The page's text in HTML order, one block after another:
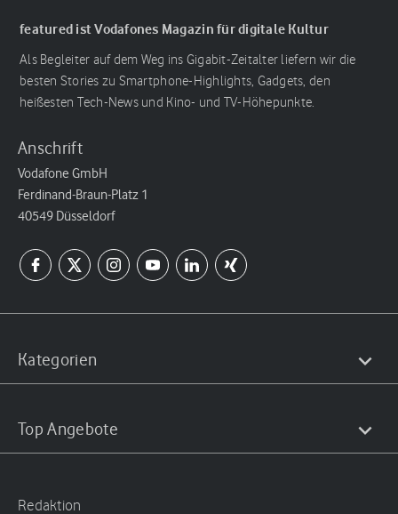
featured ist Vodafones Magazin für digitale Kultur
Als Begleiter auf dem Weg ins Gigabit-Zeitalter liefern wir die
besten Stories zu Smartphone-Highlights, Gadgets, den
heißesten Tech-News und Kino- und TV-Höhepunkte.
Anschrift
Vodafone GmbH
Ferdinand-Braun-Platz 1
40549 Düsseldorf
Kategorien
Top Angebote
Redaktion